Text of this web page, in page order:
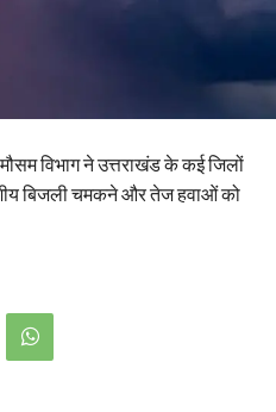
विभाग ने उत्तराखंड के कई जिलों
बिजली चमकने और तेज हवाओं को